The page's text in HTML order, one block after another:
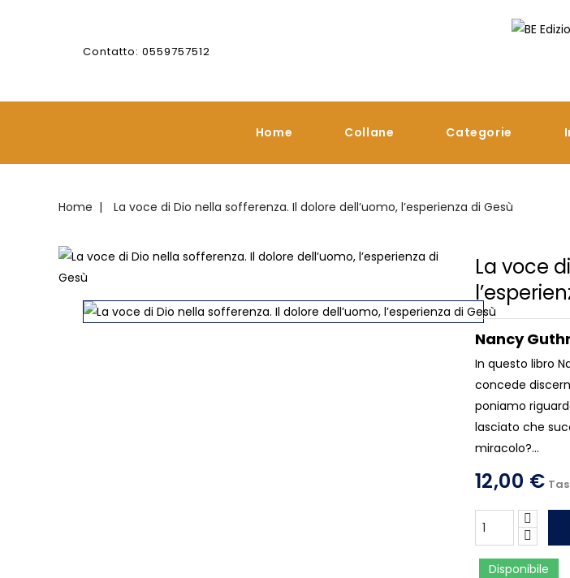
Contatto: 0559757512
Home Collane Categorie
Home La voce di Dio nella sofferenza. Il dolore dell’uomo, l’esperienza di Gesù
La voce
Nancy
In questo libro
concede
poniamo
lasciato che
miracolo?...
12,00 €
Disponibile